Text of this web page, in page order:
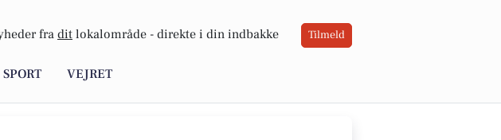
fra dit lokalområde - direkte i din indbakke Tilmeld
SPORT VEJRET